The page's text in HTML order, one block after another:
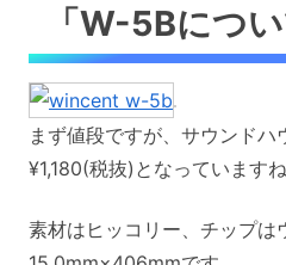
「W-5Bについ
まず値段ですが、サウンドハ
¥1,180(税抜)となっていますね
素材はヒッコリー、チップは